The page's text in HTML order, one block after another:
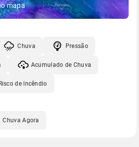
mapa
Chuva Pressão
Acumulado de Chuva
Risco de Incêndio
Chuva Agora